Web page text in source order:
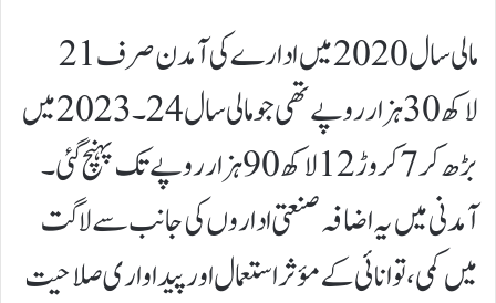
مالی سال 2020 میں ادارے کی آمدن صرف 21
لاکھ 30 ہزار روپے تھی جو مالی سال24۔2023میں
بڑھ کر 7 کروڑ 12 لاکھ 90 ہزار روپے تک پہنچ گئی۔
آمدنی میں یہ اضافہ صنعتی اداروں کی جانب سے لاگت
میں کمی، توانائی کے مؤثر استعمال اور پیداواری صلاحیت